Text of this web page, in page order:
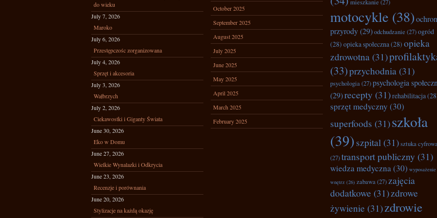
do wieku
July 7, 2026
Maroko
July 6, 2026
Przestępczośc zorganizowana
July 4, 2026
Sprzęt i akcesoria
July 3, 2026
Wałbrzych
July 2, 2026
Ciekawostki i Giganty Świata
June 30, 2026
Eko w Domu
June 27, 2026
Wielkie Wynalazki i Odkrycia
June 23, 2026
Recenzje i porównania
June 20, 2026
Stylizacje na każdą okazję
October 2025
September 2025
August 2025
July 2025
June 2025
May 2025
April 2025
March 2025
February 2025
mieszkanie (27)
motocykle (38)
przyrody(29)odchudzanie (27)ogród
(28) opieka społeczna(28) opieka
zdrowotna (31)
(33)przychodnia (31)
psychologia(27)psychologia
(29)recepty (31)rehabilitacja
sprzęt medyczny (30)
superfoods (31)szkoła
(39)szpital (31)sztuka
(27)transport publiczny (31)
wiedza medyczna(30) wyposażenie
wnętrz (26) zabawa(27) zajęcia
dodatkowe (31)zdrowe
żywienie (31)zdrowie